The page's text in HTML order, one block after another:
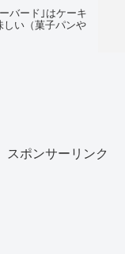
バード｣はケーキ
しい（菓子パンや
スポンサーリンク